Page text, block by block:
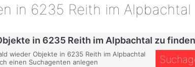
in 6235 Reith im Alpbachtal
in 6235 Reith im Alpbachtal zu
wieder Objekte in 6235 Reith im Alpbachtal
einen Suchagenten anlegen